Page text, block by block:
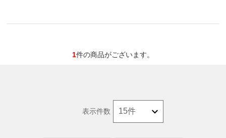
1件の商品がございます。
表示件数